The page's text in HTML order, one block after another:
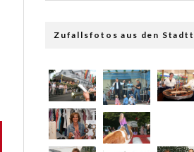
Zufallsfotos aus den